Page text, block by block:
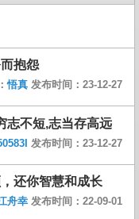
抱怨
悟真 发布时间：23-12-27
志不短,志当存高远
发布时间：23-12-27
还你智慧和成长
舟幸 发布时间：22-09-01